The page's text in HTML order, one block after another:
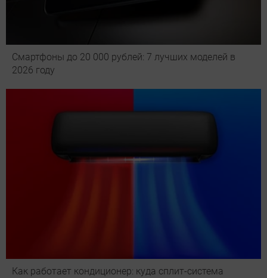
Смартфоны до 20 000 рублей: 7 лучших моделей в
2026 году
Как работает кондиционер: куда сплит-система